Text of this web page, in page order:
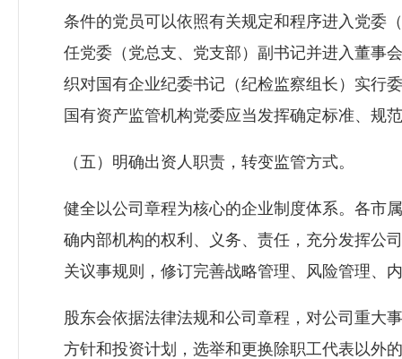
条件的党员可以依照有关规定和程序进入党委
任党委（党总支、党支部）副书记并进入董事
织对国有企业纪委书记（纪检监察组长）实行
国有资产监管机构党委应当发挥确定标准、规
（五）明确出资人职责，转变监管方式。
健全以公司章程为核心的企业制度体系。各市
确内部机构的权利、义务、责任，充分发挥公
关议事规则，修订完善战略管理、风险管理、
股东会依据法律法规和公司章程，对公司重大
方针和投资计划，选举和更换除职工代表以外